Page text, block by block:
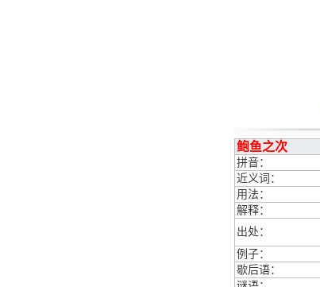
鲍鱼之次
拼音：
近义词：
用法：
解释：
出处：
例子：
歇后语：